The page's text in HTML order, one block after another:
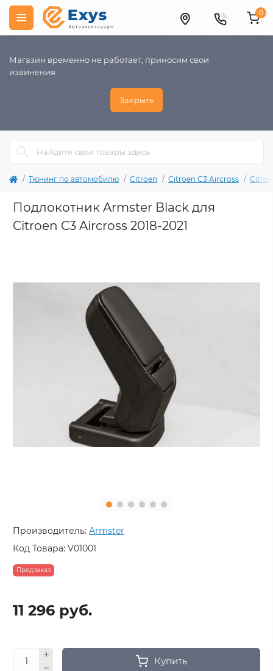
Магазин временно не работает, приносим свои
извинения
Закрыть
0
Тюнинг по автомобилю Citroen Citroen C3 Aircross
Подлокотник Armster Black для
Citroen C3 Aircross 2018-2021
Производитель: Armster
Код Товара: V01001
Предзаказ
11 296 руб.
Купить